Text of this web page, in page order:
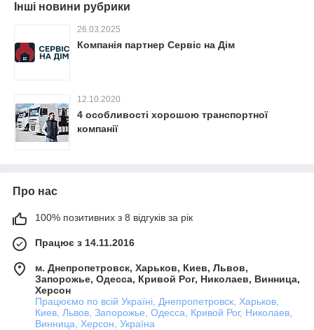
Інші новини рубрики
26.03.2025
Компанія партнер Сервіс на Дім
12.10.2020
4 особливості хорошою транспортної
компанії
Про нас
100% позитивних з 8 відгуків за рік
Працює з 14.11.2016
м. Днепропетровск, Харьков, Киев, Львов,
Запорожье, Одесса, Кривой Рог, Николаев, Винница,
Херсон
Працюємо по всій Україні, Днепропетровск, Харьков,
Киев, Львов, Запорожье, Одесса, Кривой Рог, Николаев,
Винница, Херсон, Україна